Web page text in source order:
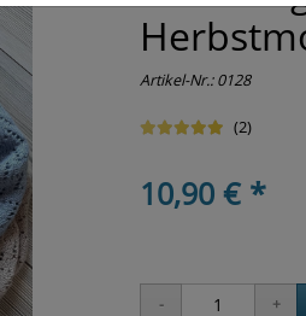
Artikel-Nr.:0128
(2)
10,90 € *